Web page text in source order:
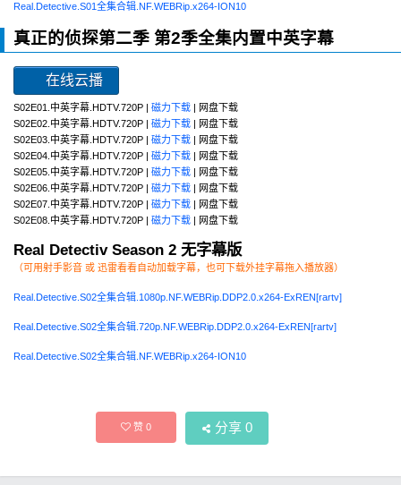
Real.Detective.S01全集合辑.NF.WEBRip.x264-ION10
真正的侦探第二季 第2季全集内置中英字幕
在线云播
S02E01.中英字幕.HDTV.720P | 磁力下载 | 网盘下载
S02E02.中英字幕.HDTV.720P | 磁力下载 | 网盘下载
S02E03.中英字幕.HDTV.720P | 磁力下载 | 网盘下载
S02E04.中英字幕.HDTV.720P | 磁力下载 | 网盘下载
S02E05.中英字幕.HDTV.720P | 磁力下载 | 网盘下载
S02E06.中英字幕.HDTV.720P | 磁力下载 | 网盘下载
S02E07.中英字幕.HDTV.720P | 磁力下载 | 网盘下载
S02E08.中英字幕.HDTV.720P | 磁力下载 | 网盘下载
Real Detectiv Season 2 无字幕版
（可用射手影音 或 迅雷看看自动加载字幕，也可下载外挂字幕拖入播放器）
Real.Detective.S02全集合辑.1080p.NF.WEBRip.DDP2.0.x264-ExREN[rartv]
Real.Detective.S02全集合辑.720p.NF.WEBRip.DDP2.0.x264-ExREN[rartv]
Real.Detective.S02全集合辑.NF.WEBRip.x264-ION10
赞0 分享 0